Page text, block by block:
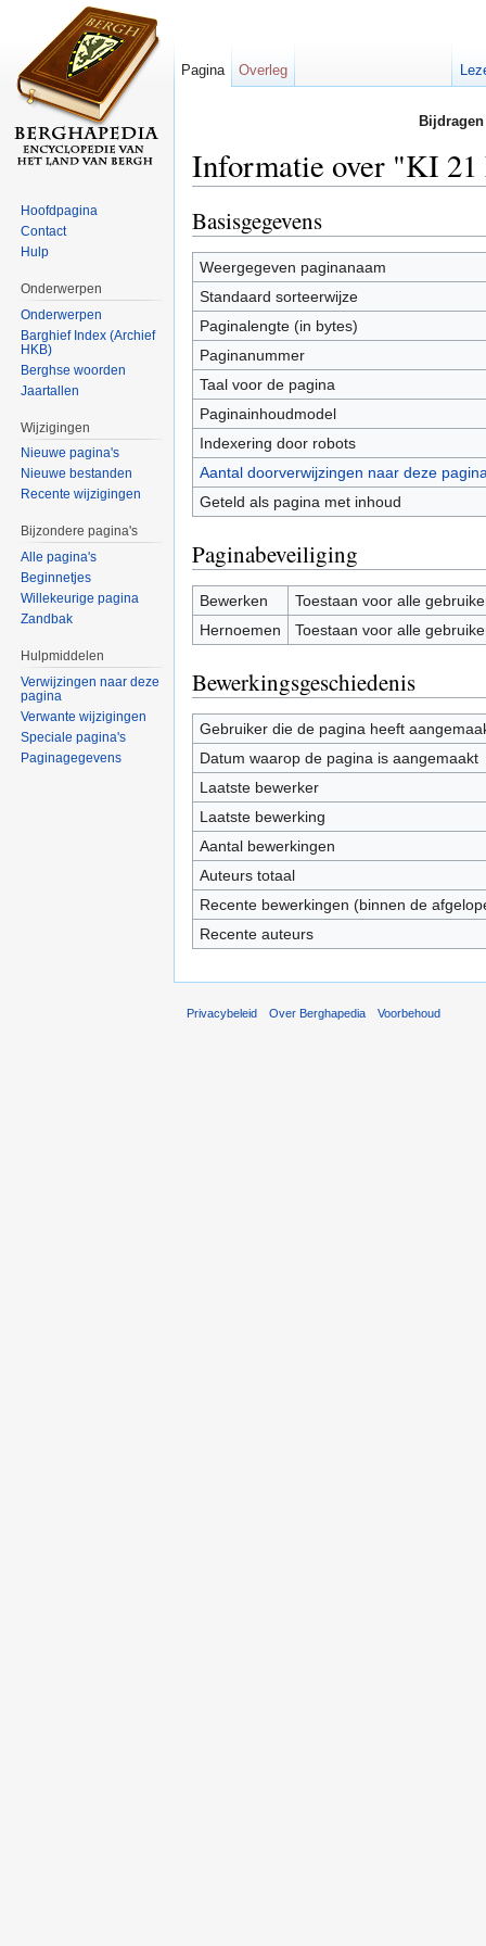
Informatie over "KI 21
Basisgegevens
Weergegeven paginanaam
Standaard sorteerwijze
Paginalengte (in bytes)
Paginanummer
Taal voor de pagina
Paginainhoudmodel
Indexering door robots
Aantal doorverwijzingen naar deze
Geteld als pagina met inhoud
Paginabeveiliging
Bewerken
Toestaan voor alle
Hernoemen
Toestaan voor alle
Bewerkingsgeschiedenis
Gebruiker die de pagina heeft
Datum waarop de pagina is aangemaakt
Laatste bewerker
Laatste bewerking
Aantal bewerkingen
Auteurs totaal
Recente bewerkingen (binnen de
Recente auteurs
Pagina Overleg
Hoofdpagina
Contact
Hulp
Onderwerpen
Onderwerpen
Barghief Index (Archief
HKB)
Berghse woorden
Jaartallen
Wijzigingen
Nieuwe pagina's
Nieuwe bestanden
Recente wijzigingen
Bijzondere pagina's
Alle pagina's
Beginnetjes
Willekeurige pagina
Zandbak
Hulpmiddelen
Verwijzingen naar deze
pagina
Verwante wijzigingen
Speciale pagina's
Paginagegevens
Privacybeleid Over Berghapedia Voorbehoud